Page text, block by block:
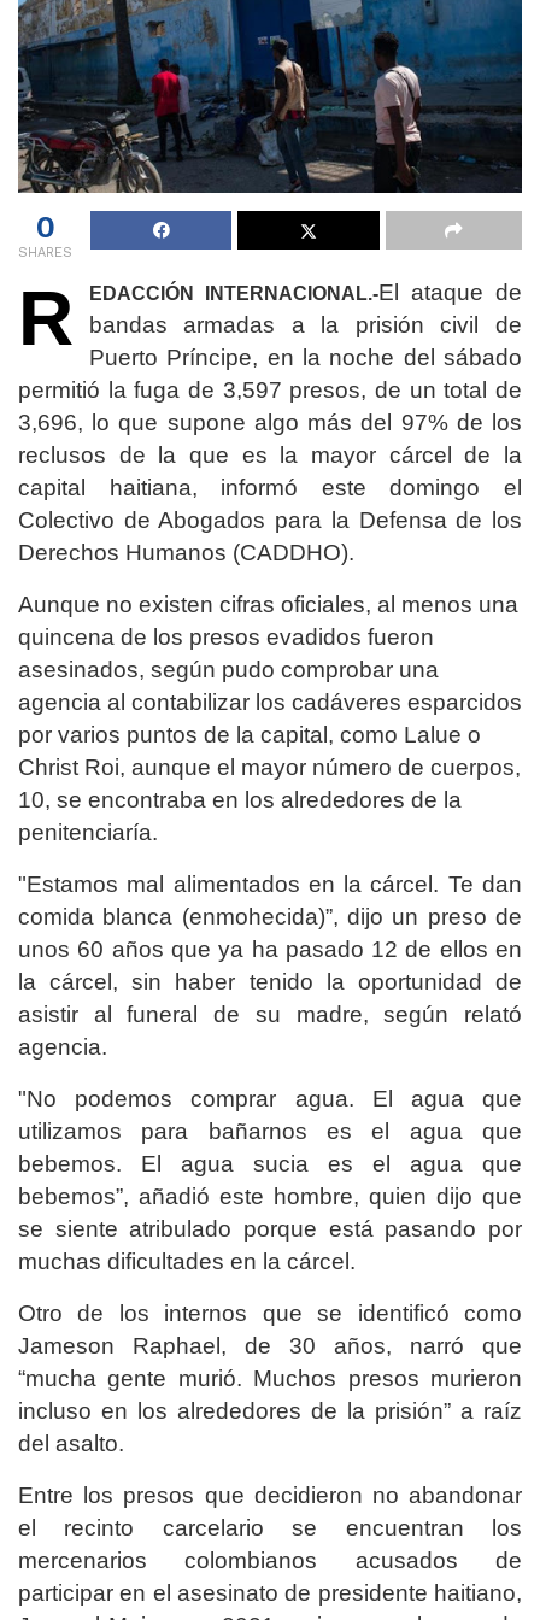
0
SHARES
R EDACCIÓN INTERNACIONAL.-El ataque de
bandas armadas a la prisión civil de
Puerto Príncipe, en la noche del sábado
permitió la fuga de 3,597 presos, de un total de
3,696, lo que supone algo más del 97% de los
reclusos de la que es la mayor cárcel de la
capital haitiana, informó este domingo el
Colectivo de Abogados para la Defensa de los
Derechos Humanos (CADDHO).
Aunque no existen cifras oficiales, al menos una
quincena de los presos evadidos fueron
asesinados, según pudo comprobar una
agencia al contabilizar los cadáveres esparcidos
por varios puntos de la capital, como Lalue o
Christ Roi, aunque el mayor número de cuerpos,
10, se encontraba en los alrededores de la
penitenciaría.
"Estamos mal alimentados en la cárcel. Te dan
comida blanca (enmohecida)”, dijo un preso de
unos 60 años que ya ha pasado 12 de ellos en
la cárcel, sin haber tenido la oportunidad de
asistir al funeral de su madre, según relató
agencia.
"No podemos comprar agua. El agua que
utilizamos para bañarnos es el agua que
bebemos. El agua sucia es el agua que
bebemos”, añadió este hombre, quien dijo que
se siente atribulado porque está pasando por
muchas dificultades en la cárcel.
Otro de los internos que se identificó como
Jameson Raphael, de 30 años, narró que
“mucha gente murió. Muchos presos murieron
incluso en los alrededores de la prisión” a raíz
del asalto.
Entre los presos que decidieron no abandonar
el recinto carcelario se encuentran los
mercenarios colombianos acusados de
participar en el asesinato de presidente haitiano,